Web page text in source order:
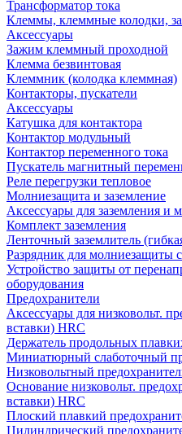
Трансформатор тока
Клеммы, клеммные колодки,
Аксессуары
Зажим клеммный проходной
Клемма безвинтовая
Клеммник (колодка клеммная)
Контакторы, пускатели
Аксессуары
Катушка для контактора
Контактор модульный
Контактор переменного тока
Пускатель магнитный
Реле перегрузки тепловое
Молниезащита и заземление
Аксессуары для заземления и
Комплект заземления
Ленточный заземлитель
Разрядник для молниезащиты
Устройство защиты от
оборудования
Предохранители
Аксессуары для низковольт.
вставки) HRC
Держатель продольных
Миниатюрный слаботочный
Низковольтный
Основание низковольт.
вставки) HRC
Плоский плавкий
Цилиндрический